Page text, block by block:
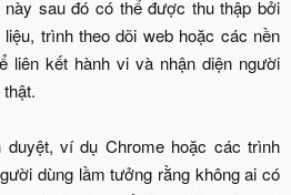
sau đó có thể được thu thập bởi
trình theo dõi web hoặc các nền
liên kết hành vi và nhận diện người
ví dụ Chrome hoặc các trình
dùng lầm tưởng rằng không ai có